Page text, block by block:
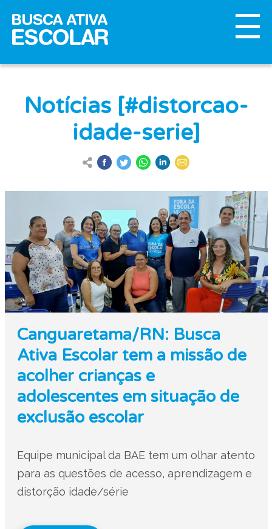
Notícias [#distorcao-
idade-serie]
Canguaretama/RN: Busca
Ativa Escolar tem a missão de
acolher crianças e
adolescentes em situação de
exclusão escolar
Equipe municipal da BAE tem um olhar atento
para as questões de acesso, aprendizagem e
distorção idade/série